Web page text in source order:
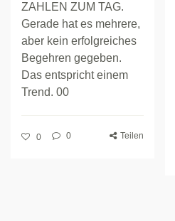
ZAHLEN ZUM TAG.
Gerade hat es mehrere,
aber kein erfolgreiches
Begehren gegeben.
Das entspricht einem
Trend. 00
0 0 Teilen